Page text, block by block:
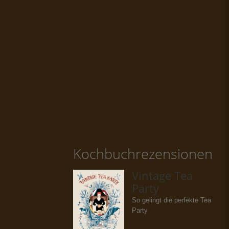
Kochbuchrezensionen
Vintage Tea
Party
So gelingt die perfekte Tea
Party